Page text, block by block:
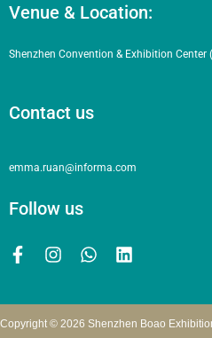
Venue & Location:
Shenzhen Convention & Exhibition Center
Contact us
emma.ruan@informa.com
Follow us
Copyright © 2026 Shenzhen Boao